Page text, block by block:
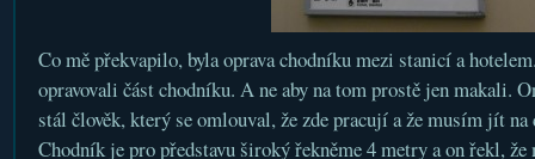
Co mě překvapilo, byla oprava chodníku mezi stanicí a
opravovali část chodníku. A ne aby na tom prostě jen makali.
stál člověk, který se omlouval, že zde pracují a že musím jít na
Chodník je pro představu široký řekněme 4 metry a on řekl,